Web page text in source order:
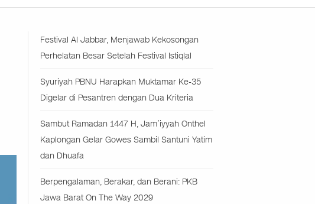
Festival Al Jabbar, Menjawab Kekosongan
Perhelatan Besar Setelah Festival Istiqlal
Syuriyah PBNU Harapkan Muktamar Ke-35
Digelar di Pesantren dengan Dua Kriteria
Sambut Ramadan 1447 H, Jam’iyyah Onthel
Kaplongan Gelar Gowes Sambil Santuni Yatim
dan Dhuafa
Berpengalaman, Berakar, dan Berani: PKB
Jawa Barat On The Way 2029